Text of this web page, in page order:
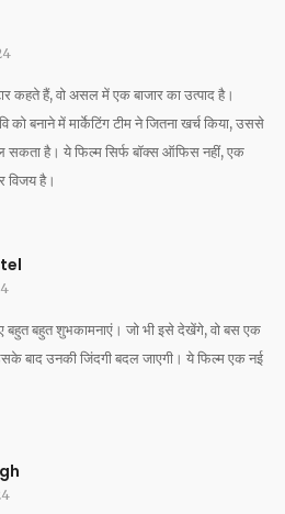
कहते हैं, वो असल में एक बाजार का उत्पाद है।
को बनाने में मार्केटिंग टीम ने जितना खर्च किया, उससे
सकता है। ये फिल्म सिर्फ बॉक्स ऑफिस नहीं, एक
विजय है।
बहुत बहुत शुभकामनाएं। जो भी इसे देखेंगे, वो बस एक
बाद उनकी जिंदगी बदल जाएगी। ये फिल्म एक नई